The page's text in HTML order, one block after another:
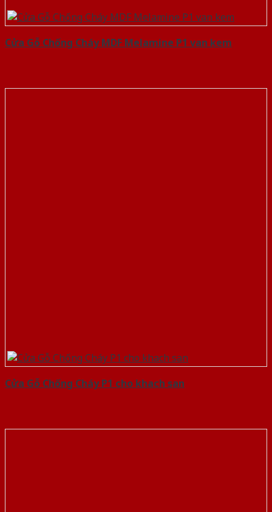
Cửa Gỗ Chống Cháy MDF Melamine P1 van kem
Cửa Gỗ Chống Cháy P1 cho khach san